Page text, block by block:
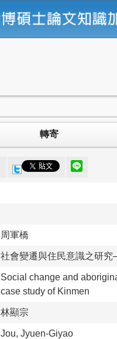
轉寄
周軍橋
社會變遷與住民意識之研究
Social change and
case study of Kinmen
林顯宗
Jou, Jyuen-Giyao